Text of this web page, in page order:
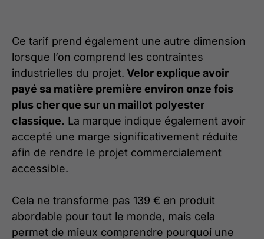
Ce tarif prend également une autre dimension
lorsque l’on comprend les contraintes
industrielles du projet. Velor explique avoir
payé sa matière première environ onze fois
plus cher que sur un maillot polyester
classique. La marque indique également avoir
accepté une marge significativement réduite
afin de rendre le projet commercialement
accessible.
Cela ne transforme pas 139 € en produit
abordable pour tout le monde, mais cela
permet de mieux comprendre pourquoi une